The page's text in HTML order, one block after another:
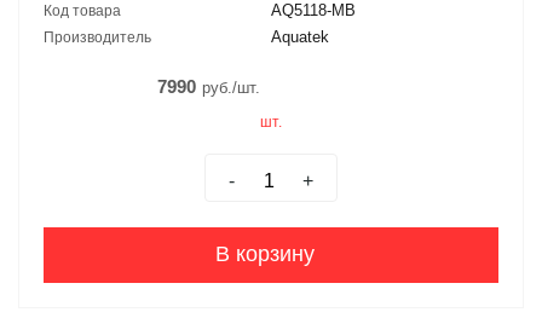
Код товара AQ5118-MB
Производитель Aquatek
7990 руб./шт.
шт.
- +
В корзину